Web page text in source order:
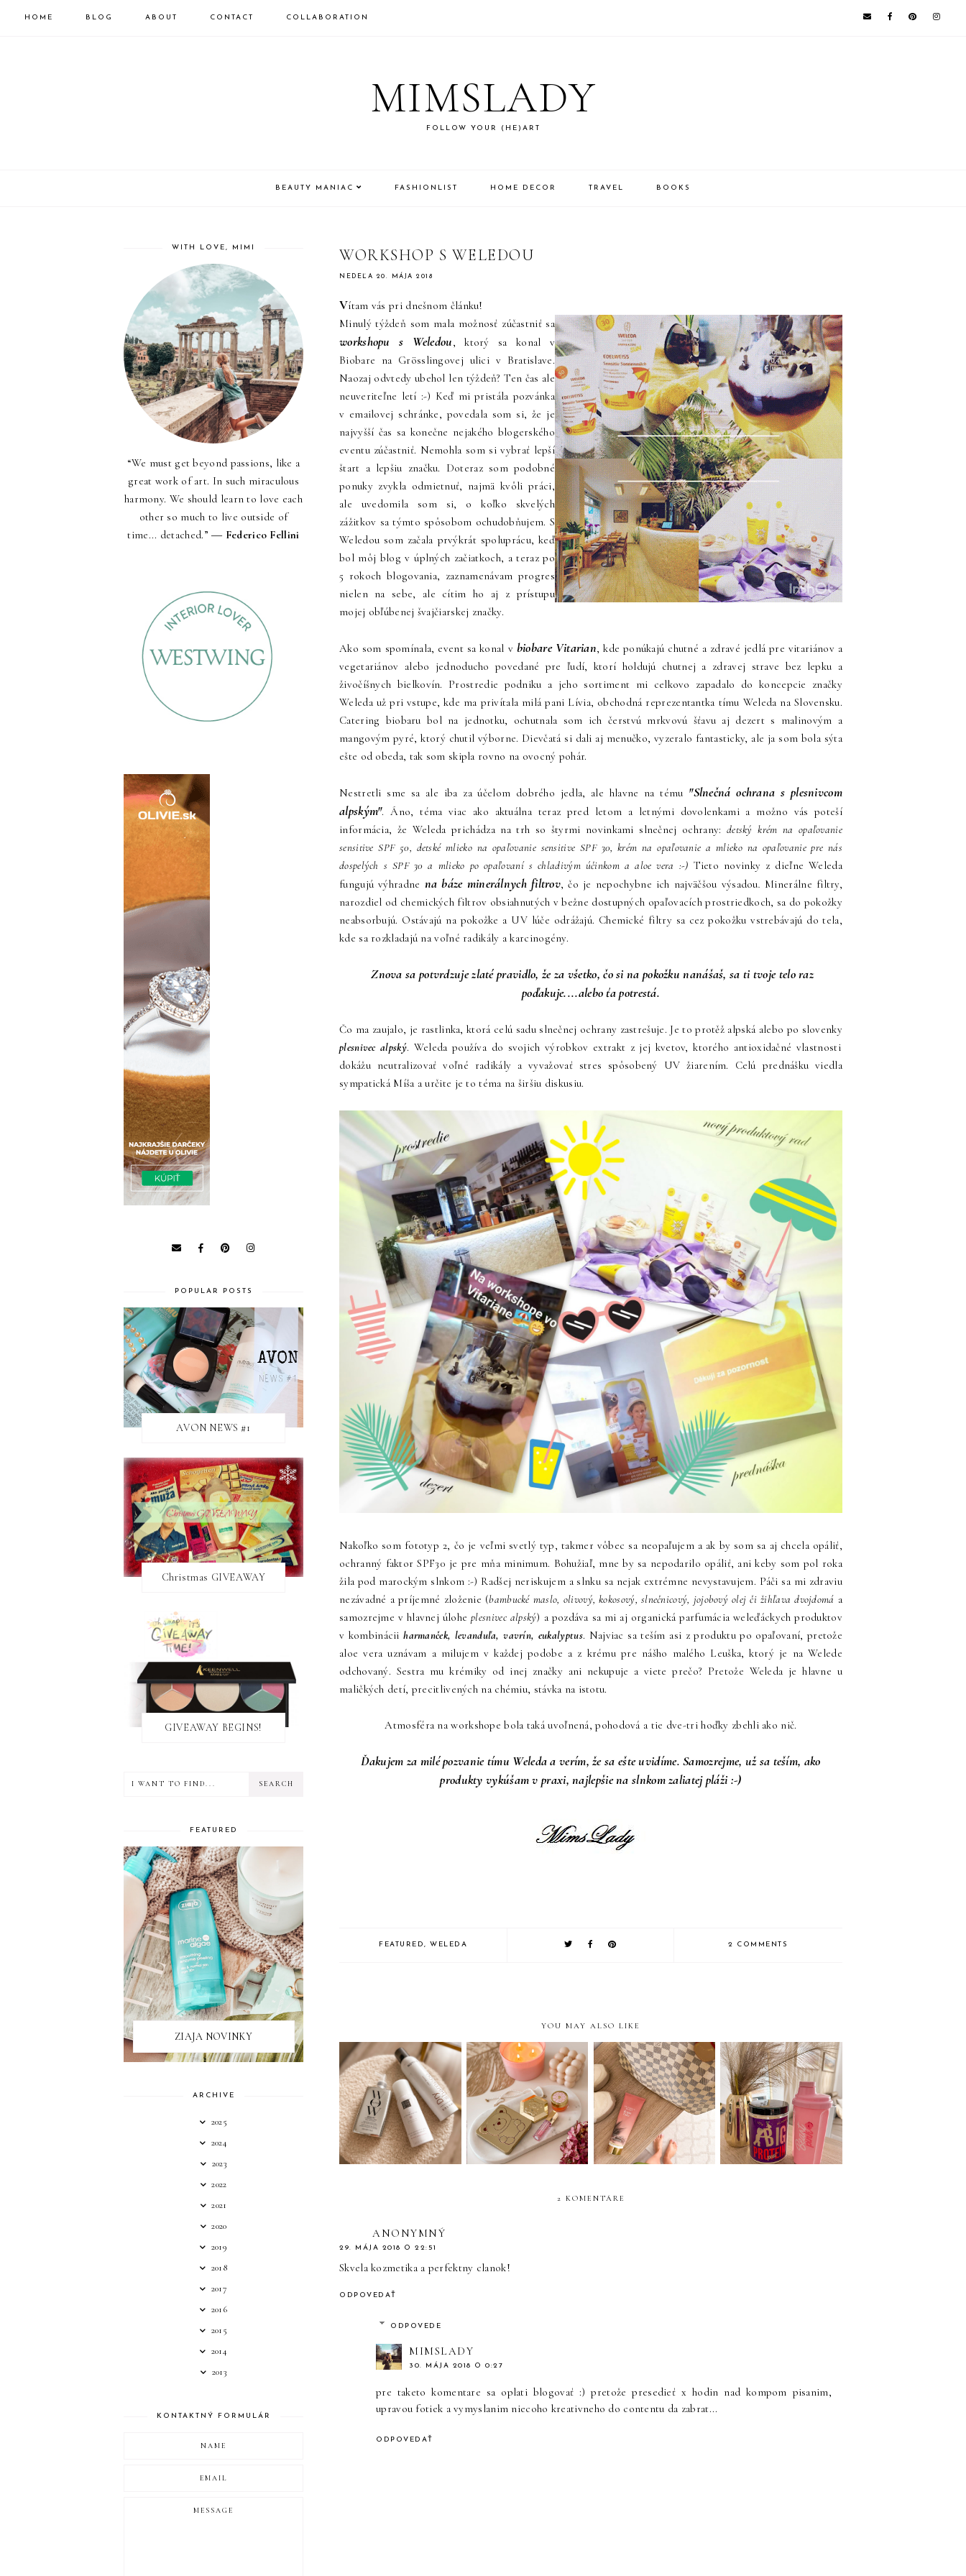
HOME BLOG ABOUT CONTACT COLLABORATION
MIMSLADY
FOLLOW YOUR (HE)ART
BEAUTY MANIAC FASHIONLIST HOME DECOR TRAVEL BOOKS
WORKSHOP S WELEDOU
NEDEĽA 20. MÁJA 2018
Vítam vás pri dnešnom článku!
Minulý týždeň som mala možnosť zúčastniť sa
workshopu s Weledou, ktorý sa konal v
Biobare na Grösslingovej ulici v Bratislave.
Naozaj odvtedy ubehol len týždeň? Ten čas ale
neuveriteľne letí :-) Keď mi pristála pozvánka
v emailovej schránke, povedala som si, že je
najvyšší čas sa konečne nejakého blogerského
eventu zúčastniť. Nemohla som si vybrať lepší
štart a lepšiu značku. Doteraz som podobné
ponuky zvykla odmietnuť, najmä kvôli práci,
ale uvedomila som si, o koľko skvelých
zážitkov sa týmto spôsobom ochudobňujem. S
Weledou som začala prvýkrát spoluprácu, keď
bol môj blog v úplných začiatkoch, a teraz po
5 rokoch blogovania, zaznamenávam progres
nielen na sebe, ale cítim ho aj z prístupu
mojej obľúbenej švajčiarskej značky.
Ako som spomínala, event sa konal v biobare Vitarian, kde ponúkajú chutné a zdravé jedlá pre vitariánov a
vegetariánov alebo jednoducho povedané pre ľudí, ktorí holdujú chutnej a zdravej strave bez lepku a
živočíšnych bielkovín. Prostredie podniku a jeho sortiment mi celkovo zapadalo do koncepcie značky
Weleda už pri vstupe, kde ma privítala milá pani Lívia, obchodná reprezentantka tímu Weleda na Slovensku.
Catering biobaru bol na jednotku, ochutnala som ich čerstvú mrkvovú šťavu aj dezert s malinovým a
mangovým pyré, ktorý chutil výborne. Dievčatá si dali aj menučko, vyzeralo fantasticky, ale ja som bola sýta
ešte od obeda, tak som skipla rovno na ovocný pohár.
Nestretli sme sa ale iba za účelom dobrého jedla, ale hlavne na tému "Slnečná ochrana s plesnivcom
alpským". Áno, téma viac ako aktuálna teraz pred letom a letnými dovolenkami a možno vás poteší
informácia, že Weleda prichádza na trh so štyrmi novinkami slnečnej ochrany: detský krém na opaľovanie
sensitive SPF 50, detské mlieko na opaľovanie sensitive SPF 30, krém na opaľovanie a mlieko na opaľovanie pre nás
dospelých s SPF 30 a mlieko po opaľovaní s chladivým účinkom a aloe vera :-) Tieto novinky z dieľne Weleda
fungujú výhradne na báze minerálnych filtrov, čo je nepochybne ich najväčšou výsadou. Minerálne filtry,
narozdiel od chemických filtrov obsiahnutých v bežne dostupných opaľovacích prostriedkoch, sa do pokožky
neabsorbujú. Ostávajú na pokožke a UV lúče odrážajú. Chemické filtry sa cez pokožku vstrebávajú do tela,
kde sa rozkladajú na voľné radikály a karcinogény.
Znova sa potvrdzuje zlaté pravidlo, že za všetko, čo si na pokožku nanášaš, sa ti tvoje telo raz
poďakuje....alebo ťa potrestá.
Čo ma zaujalo, je rastlinka, ktorá celú sadu slnečnej ochrany zastrešuje. Je to protěž alpská alebo po slovenky
plesnivec alpský. Weleda používa do svojich výrobkov extrakt z jej kvetov, ktorého antioxidačné vlastnosti
dokážu neutralizovať voľné radikály a vyvažovať stres spôsobený UV žiarením. Celú prednášku viedla
sympatická Míša a určite je to téma na širšiu diskusiu.
Nakoľko som fototyp 2, čo je veľmi svetlý typ, takmer vôbec sa neopaľujem a ak by som sa aj chcela opáliť,
ochranný faktor SPF30 je pre mňa minimum. Bohužiaľ, mne by sa nepodarilo opáliť, ani keby som pol roka
žila pod marockým slnkom :-) Radšej neriskujem a slnku sa nejak extrémne nevystavujem. Páči sa mi zdraviu
nezávadné a príjemné zloženie (bambucké maslo, olivový, kokosový, slnečnicový, jojobový olej či žihľava dvojdomá a
samozrejme v hlavnej úloheplesnivec alpský) a pozdáva sa mi aj organická parfumácia weleďáckych produktov
v kombináciiharmanček, levanduľa, vavrín, eukalyptus. Najviac sa teším asi z produktu po opaľovaní, pretože
aloe vera uznávam a milujem v každej podobe a z krému pre nášho malého Leuška, ktorý je na Welede
odchovaný. Sestra mu krémiky od inej značky ani nekupuje a viete prečo? Pretože Weleda je hlavne u
maličkých detí, precitlivených na chémiu, stávka na istotu.
Atmosféra na workshope bola taká uvoľnená, pohodová a tie dve-tri hoďky zbehli ako nič.
Ďakujem za milé pozvanie tímu Weleda a verím, že sa ešte uvidíme. Samozrejme, už sa teším, ako
produkty vykúšam v praxi, najlepšie na slnkom zaliatej pláži :-)
FEATURED, WELEDA 2 COMMENTS
YOU MAY ALSO LIKE
3 PRODUKTY Z
NOTINA, KTORÉ
MUSÍTE MAŤ
I HEART
REVOLUTION Honey
Bear kolekcia!
Starostlivosť o
chodidlá - tipy na doma
Ako si vybrať proteín
na chudnutie?
2 KOMENTÁRE
ANONYMNÝ
29. MÁJA 2018 O 22:51
Skvela kozmetika a perfektny clanok!
ODPOVEDAŤ
ODPOVEDE
MIMSLADY
30. MÁJA 2018 O 0:27
pre taketo komentare sa oplati blogovať :) pretože presedieť x hodin nad kompom pisanim,
upravou fotiek a vymyslanim niecoho kreativneho do contentu da zabrat...
ODPOVEDAŤ
WITH LOVE, MIMI
“We must get beyond passions, like a
great work of art. In such miraculous
harmony. We should learn to love each
other so much to live outside of
time... detached.” ― Federico Fellini
POPULAR POSTS
AVON NEWS #1
Christmas GIVEAWAY
GIVEAWAY BEGINS!
FEATURED
ZIAJA NOVINKY
ARCHIVE
2025
2024
2023
2022
2021
2020
2019
2018
2017
2016
2015
2014
2013
KONTAKTNÝ FORMULÁR